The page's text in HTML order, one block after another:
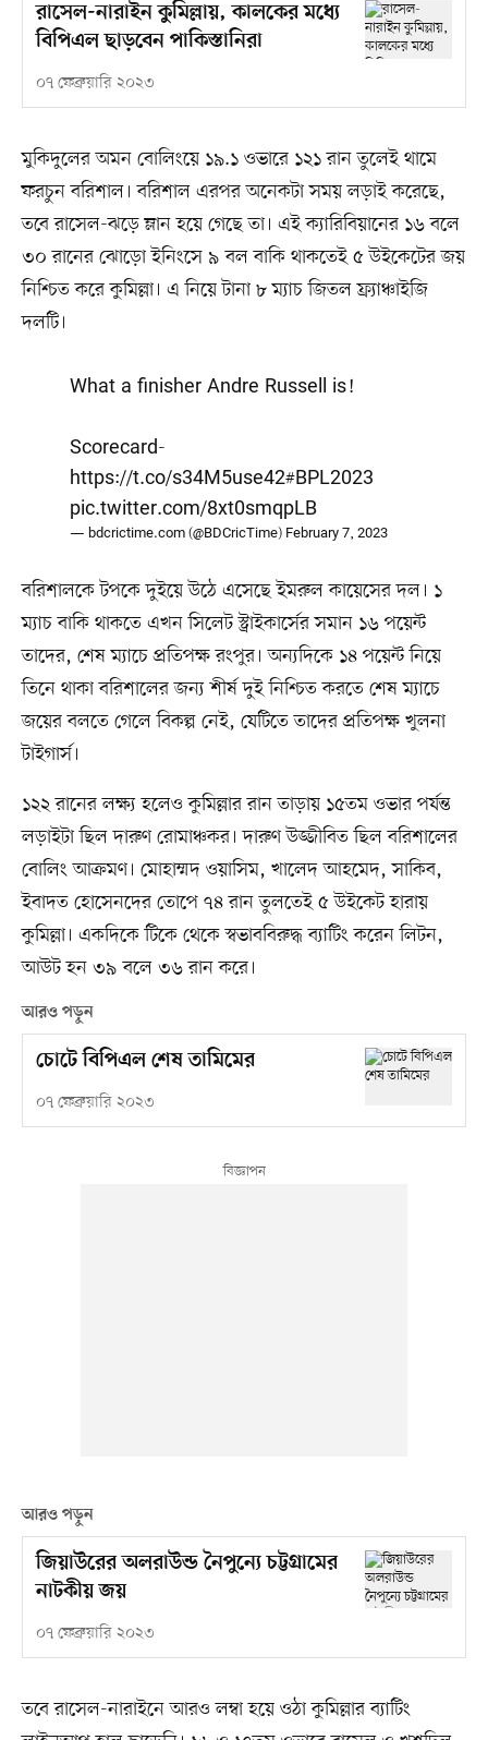
রাসেল-নারাইন কুমিল্লায়, কালকের মধ্যে
বিপিএল ছাড়বেন পাকিস্তানিরা
০৭ ফেব্রুয়ারি ২০২৩
মুকিদুলের অমন বোলিংয়ে ১৯.১ ওভারে ১২১ রান তুলেই থামে
ফরচুন বরিশাল। বরিশাল এরপর অনেকটা সময় লড়াই করেছে,
তবে রাসেল-ঝড়ে ম্লান হয়ে গেছে তা। এই ক্যারিবিয়ানের ১৬ বলে
৩০ রানের ঝোড়ো ইনিংসে ৯ বল বাকি থাকতেই ৫ উইকেটের জয়
নিশ্চিত করে কুমিল্লা। এ নিয়ে টানা ৮ ম্যাচ জিতল ফ্র্যাঞ্চাইজি
দলটি।
What a finisher Andre Russell is!
Scorecard-
https://t.co/s34M5use42#BPL2023
pic.twitter.com/8xt0smqpLB
— bdcrictime.com (@BDCricTime) February 7, 2023
বরিশালকে টপকে দুইয়ে উঠে এসেছে ইমরুল কায়েসের দল। ১
ম্যাচ বাকি থাকতে এখন সিলেট স্ট্রাইকার্সের সমান ১৬ পয়েন্ট
তাদের, শেষ ম্যাচে প্রতিপক্ষ রংপুর। অন্যদিকে ১৪ পয়েন্ট নিয়ে
তিনে থাকা বরিশালের জন্য শীর্ষ দুই নিশ্চিত করতে শেষ ম্যাচে
জয়ের বলতে গেলে বিকল্প নেই, যেটিতে তাদের প্রতিপক্ষ খুলনা
টাইগার্স।
১২২ রানের লক্ষ্য হলেও কুমিল্লার রান তাড়ায় ১৫তম ওভার পর্যন্ত
লড়াইটা ছিল দারুণ রোমাঞ্চকর। দারুণ উজ্জীবিত ছিল বরিশালের
বোলিং আক্রমণ। মোহাম্মদ ওয়াসিম, খালেদ আহমেদ, সাকিব,
ইবাদত হোসেনদের তোপে ৭৪ রান তুলতেই ৫ উইকেট হারায়
কুমিল্লা। একদিকে টিকে থেকে স্বভাববিরুদ্ধ ব্যাটিং করেন লিটন,
আউট হন ৩৯ বলে ৩৬ রান করে।
আরও পড়ুন
চোটে বিপিএল শেষ তামিমের
০৭ ফেব্রুয়ারি ২০২৩
আরও পড়ুন
জিয়াউরের অলরাউন্ড নৈপুন্যে চট্টগ্রামের
নাটকীয় জয়
০৭ ফেব্রুয়ারি ২০২৩
তবে রাসেল-নারাইনে আরও লম্বা হয়ে ওঠা কুমিল্লার ব্যাটিং